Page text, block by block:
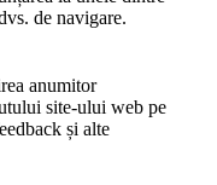
de navigare.
anumitor
site-ului web pe
și alte